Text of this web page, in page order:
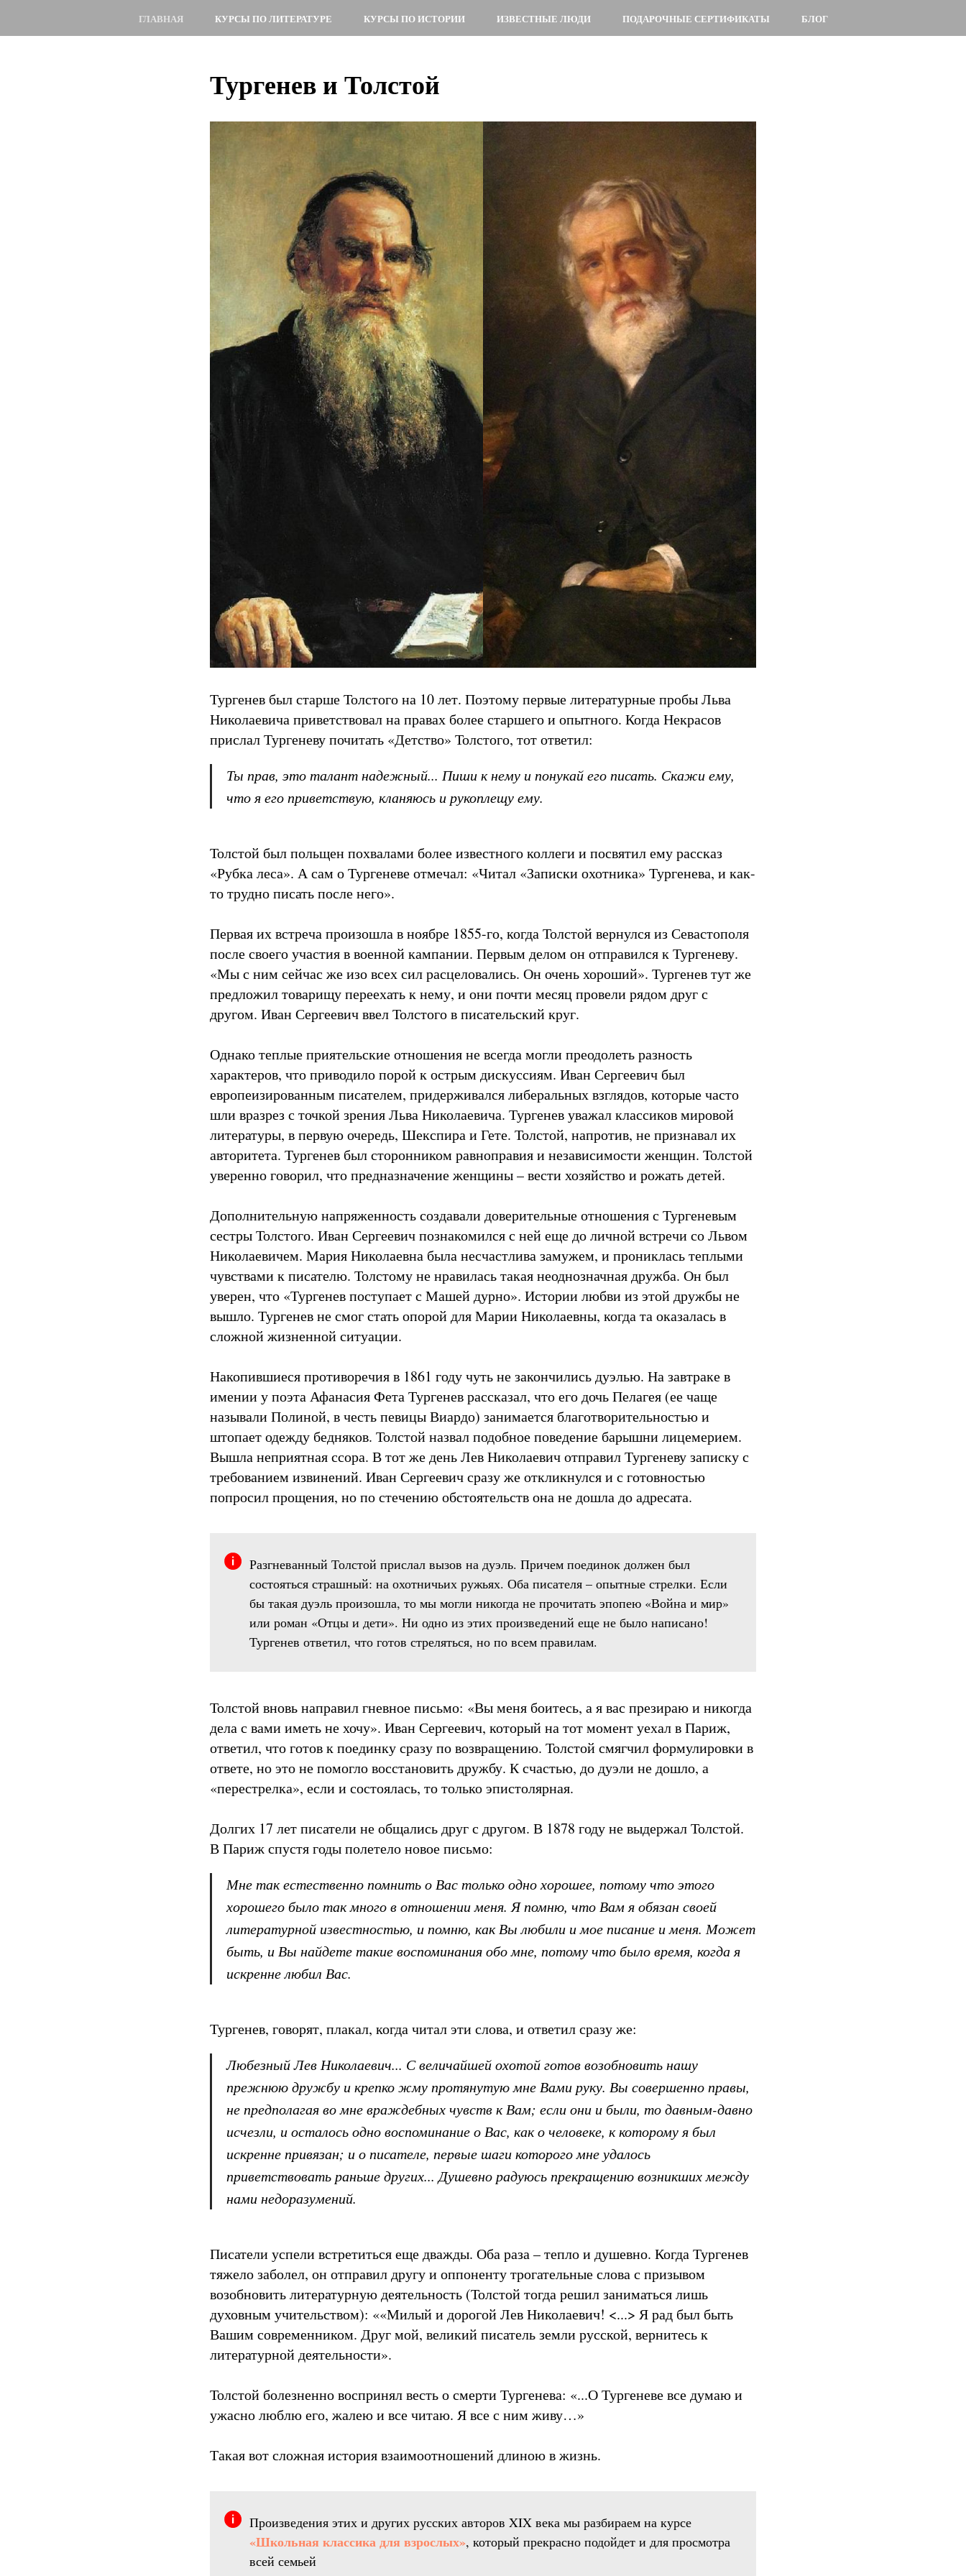
ГЛАВНАЯ КУРСЫ ПО ЛИТЕРАТУРЕ КУРСЫ ПО ИСТОРИИ ИЗВЕСТНЫЕ ЛЮДИ ПОДАРОЧНЫЕ СЕРТИФИКАТЫ БЛОГ
Тургенев и Толстой
Тургенев был старше Толстого на 10 лет. Поэтому первые литературные пробы Льва
Николаевича приветствовал на правах более старшего и опытного. Когда Некрасов
прислал Тургеневу почитать «Детство» Толстого, тот ответил:
Ты прав, это талант надежный... Пиши к нему и понукай его писать. Скажи ему,
что я его приветствую, кланяюсь и рукоплещу ему.
Толстой был польщен похвалами более известного коллеги и посвятил ему рассказ
«Рубка леса». А сам о Тургеневе отмечал: «Читал «Записки охотника» Тургенева, и как-
то трудно писать после него».
Первая их встреча произошла в ноябре 1855-го, когда Толстой вернулся из Севастополя
после своего участия в военной кампании. Первым делом он отправился к Тургеневу.
«Мы с ним сейчас же изо всех сил расцеловались. Он очень хороший». Тургенев тут же
предложил товарищу переехать к нему, и они почти месяц провели рядом друг с
другом. Иван Сергеевич ввел Толстого в писательский круг.
Однако теплые приятельские отношения не всегда могли преодолеть разность
характеров, что приводило порой к острым дискуссиям. Иван Сергеевич был
европеизированным писателем, придерживался либеральных взглядов, которые часто
шли вразрез с точкой зрения Льва Николаевича. Тургенев уважал классиков мировой
литературы, в первую очередь, Шекспира и Гете. Толстой, напротив, не признавал их
авторитета. Тургенев был сторонником равноправия и независимости женщин. Толстой
уверенно говорил, что предназначение женщины – вести хозяйство и рожать детей.
Дополнительную напряженность создавали доверительные отношения с Тургеневым
сестры Толстого. Иван Сергеевич познакомился с ней еще до личной встречи со Львом
Николаевичем. Мария Николаевна была несчастлива замужем, и прониклась теплыми
чувствами к писателю. Толстому не нравилась такая неоднозначная дружба. Он был
уверен, что «Тургенев поступает с Машей дурно». Истории любви из этой дружбы не
вышло. Тургенев не смог стать опорой для Марии Николаевны, когда та оказалась в
сложной жизненной ситуации.
Накопившиеся противоречия в 1861 году чуть не закончились дуэлью. На завтраке в
имении у поэта Афанасия Фета Тургенев рассказал, что его дочь Пелагея (ее чаще
называли Полиной, в честь певицы Виардо) занимается благотворительностью и
штопает одежду бедняков. Толстой назвал подобное поведение барышни лицемерием.
Вышла неприятная ссора. В тот же день Лев Николаевич отправил Тургеневу записку с
требованием извинений. Иван Сергеевич сразу же откликнулся и с готовностью
попросил прощения, но по стечению обстоятельств она не дошла до адресата.
Разгневанный Толстой прислал вызов на дуэль. Причем поединок должен был
состояться страшный: на охотничьих ружьях. Оба писателя – опытные стрелки. Если
бы такая дуэль произошла, то мы могли никогда не прочитать эпопею «Война и мир»
или роман «Отцы и дети». Ни одно из этих произведений еще не было написано!
Тургенев ответил, что готов стреляться, но по всем правилам.
Толстой вновь направил гневное письмо: «Вы меня боитесь, а я вас презираю и никогда
дела с вами иметь не хочу». Иван Сергеевич, который на тот момент уехал в Париж,
ответил, что готов к поединку сразу по возвращению. Толстой смягчил формулировки в
ответе, но это не помогло восстановить дружбу. К счастью, до дуэли не дошло, а
«перестрелка», если и состоялась, то только эпистолярная.
Долгих 17 лет писатели не общались друг с другом. В 1878 году не выдержал Толстой.
В Париж спустя годы полетело новое письмо:
Мне так естественно помнить о Вас только одно хорошее, потому что этого
хорошего было так много в отношении меня. Я помню, что Вам я обязан своей
литературной известностью, и помню, как Вы любили и мое писание и меня. Может
быть, и Вы найдете такие воспоминания обо мне, потому что было время, когда я
искренне любил Вас.
Тургенев, говорят, плакал, когда читал эти слова, и ответил сразу же:
Любезный Лев Николаевич... С величайшей охотой готов возобновить нашу
прежнюю дружбу и крепко жму протянутую мне Вами руку. Вы совершенно правы,
не предполагая во мне враждебных чувств к Вам; если они и были, то давным-давно
исчезли, и осталось одно воспоминание о Вас, как о человеке, к которому я был
искренне привязан; и о писателе, первые шаги которого мне удалось
приветствовать раньше других... Душевно радуюсь прекращению возникших между
нами недоразумений.
Писатели успели встретиться еще дважды. Оба раза – тепло и душевно. Когда Тургенев
тяжело заболел, он отправил другу и оппоненту трогательные слова с призывом
возобновить литературную деятельность (Толстой тогда решил заниматься лишь
духовным учительством): ««Милый и дорогой Лев Николаевич! <...> Я рад был быть
Вашим современником. Друг мой, великий писатель земли русской, вернитесь к
литературной деятельности».
Толстой болезненно воспринял весть о смерти Тургенева: «...О Тургеневе все думаю и
ужасно люблю его, жалею и все читаю. Я все с ним живу…»
Такая вот сложная история взаимоотношений длиною в жизнь.
Произведения этих и других русских авторов XIX века мы разбираем на курсе
«Школьная классика для взрослых», который прекрасно подойдет и для просмотра
всей семьей